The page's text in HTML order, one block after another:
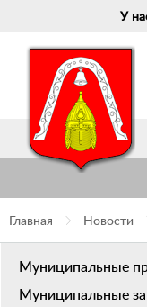
У
Главная Новости
Муниципальные
Муниципальные